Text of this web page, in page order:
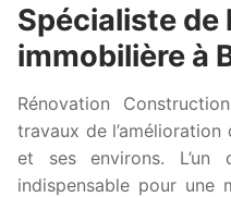
Spécialiste de
immobilière à
Rénovation
travaux de l’amélioration
et ses environs. L’un
indispensable pour une